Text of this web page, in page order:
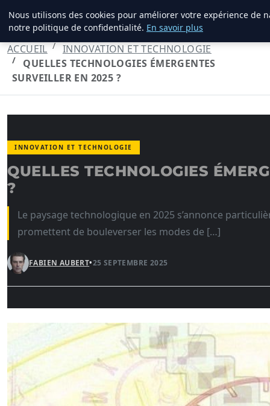
MARKETING STRATEGIQUE
ACCUEIL
INNOVATION ET TECHNOLOGIE
QUELLES TECHNOLOGIES ÉMERGENTES
SURVEILLER EN 2025 ?
INNOVATION ET TECHNOLOGIE
QUELLES TECHNOLOGIES
?
Le paysage technologique en 2025 s’annonce
promettent de bouleverser les modes de […]
FABIEN AUBERT•25 SEPTEMBRE 2025
Nous utilisons des cookies pour améliorer votre expérience de
notre politique de confidentialité. En savoir plus